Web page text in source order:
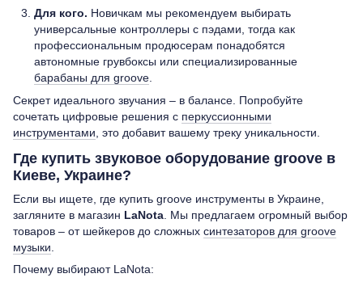
Для кого. Новичкам мы рекомендуем выбирать
универсальные контроллеры с пэдами, тогда как
профессиональным продюсерам понадобятся
автономные грувбоксы или специализированные
барабаны для groove
Секрет идеального звучания – в балансе. Попробуйте
сочетать цифровые решения с перкуссионными
инструментами, это добавит вашему треку уникальности.
Где купить звуковое оборудование groove в
Киеве, Украине?
Если вы ищете, где купить groove инструменты в Украине,
загляните в магазин LaNota . Мы предлагаем огромный выбор
товаров – от шейкеров до сложных синтезаторов для groove
музыки
Почему выбирают LaNota: